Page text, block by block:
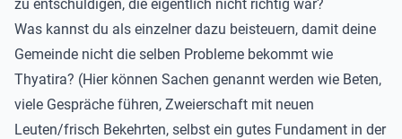
zu entschuldigen, die eigentlich nicht richtig war?
Was kannst du als einzelner dazu beisteuern, damit deine
Gemeinde nicht die selben Probleme bekommt wie
Thyatira? (Hier können Sachen genannt werden wie Beten,
viele Gespräche führen, Zweierschaft mit neuen
Leuten/frisch Bekehrten, selbst ein gutes Fundament in der